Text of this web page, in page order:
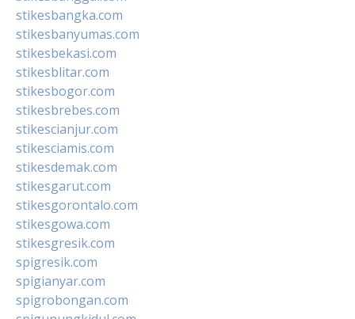
stikesbangka.com
stikesbanyumas.com
stikesbekasi.com
stikesblitar.com
stikesbogor.com
stikesbrebes.com
stikescianjur.com
stikesciamis.com
stikesdemak.com
stikesgarut.com
stikesgorontalo.com
stikesgowa.com
stikesgresik.com
spigresik.com
spigianyar.com
spigrobongan.com